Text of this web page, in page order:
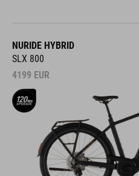
NURIDE HYBRID
SLX 800
4199 EUR